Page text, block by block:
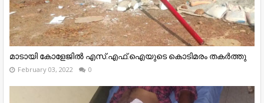
മാടായി കോളേജിൽ എസ്.എഫ്.ഐയുടെ കൊടിമരം തകർത്തു
February 03, 2022 0